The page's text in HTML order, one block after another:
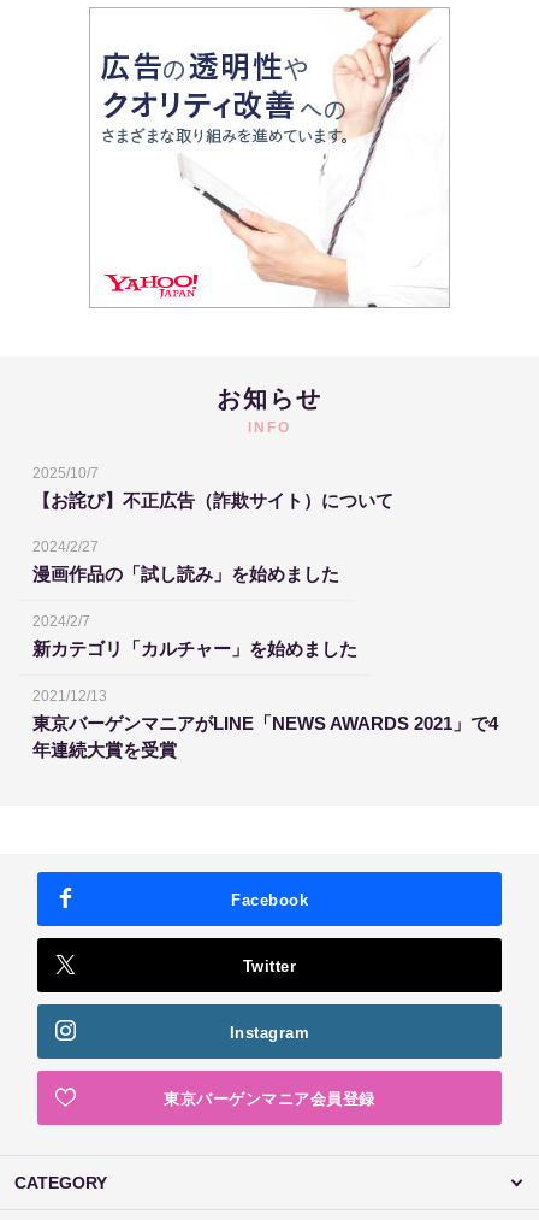
お知らせ
INFO
2025/10/7
【お詫び】不正広告（詐欺サイト）について
2024/2/27
漫画作品の「試し読み」を始めました
2024/2/7
新カテゴリ「カルチャー」を始めました
2021/12/13
東京バーゲンマニアがLINE「NEWS AWARDS 2021」で4
年連続大賞を受賞
Facebook
Twitter
Instagram
東京バーゲンマニア会員登録
CATEGORY